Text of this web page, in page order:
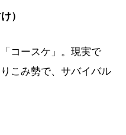
）
コースケ」。現実で
こみ勢で、サバイバル